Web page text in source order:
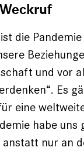
die
und vor
Es
eine
habe
nur an